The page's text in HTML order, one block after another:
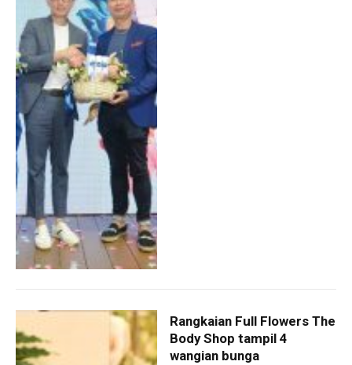
Rangkaian Full Flowers The
Body Shop tampil 4
wangian bunga